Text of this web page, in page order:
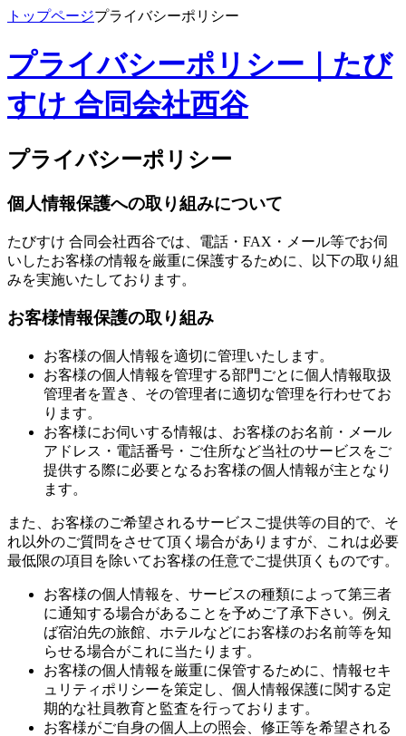
トップページプライバシーポリシー
プライバシーポリシー｜たび
すけ 合同会社西谷
プライバシーポリシー
個人情報保護への取り組みについて
たびすけ 合同会社西谷では、電話・FAX・メール等でお伺
いしたお客様の情報を厳重に保護するために、以下の取り組
みを実施いたしております。
お客様情報保護の取り組み
お客様の個人情報を適切に管理いたします。
お客様の個人情報を管理する部門ごとに個人情報取扱
管理者を置き、その管理者に適切な管理を行わせてお
ります。
お客様にお伺いする情報は、お客様のお名前・メール
アドレス・電話番号・ご住所など当社のサービスをご
提供する際に必要となるお客様の個人情報が主となり
ます。
また、お客様のご希望されるサービスご提供等の目的で、そ
れ以外のご質問をさせて頂く場合がありますが、これは必要
最低限の項目を除いてお客様の任意でご提供頂くものです。
お客様の個人情報を、サービスの種類によって第三者
に通知する場合があることを予めご了承下さい。例え
ば宿泊先の旅館、ホテルなどにお客様のお名前等を知
らせる場合がこれに当たります。
お客様の個人情報を厳重に保管するために、情報セキ
ュリティポリシーを策定し、個人情報保護に関する定
期的な社員教育と監査を行っております。
お客様がご自身の個人上の照会、修正等を希望される